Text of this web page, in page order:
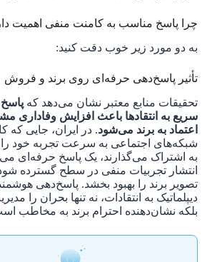
چرا پاسخ مناسب به کامنت منفی اهمیت
به دو مورد زیر خوب دقت کنید:
تأثیر پاسخ‌دهی حرفه‌ای روی برند و فروش
تحقیقات منابع معتبر نشان می‌دهد که
سریع به انتقادها باعث افزایش وفاداری
اعتماد به برند می‌شود. در ایران، جایی که
شبکه‌های اجتماعی به سرعت تجربه خود را
به اشتراک می‌گذارند، یک پاسخ حرفه‌ای
انتشار تجربیات منفی در سطح گسترده
تصویر برند را بهبود بخشد. پاسخ‌دهی
دیپلماتیک به انتقادات، نه تنها بحران را
بلکه نشان‌دهنده احترام برند به مخاطب